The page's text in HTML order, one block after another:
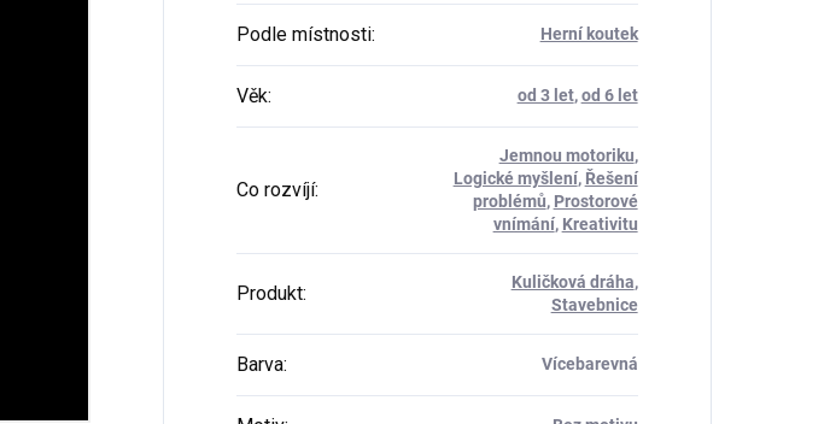
Podle místnosti: Herní koutek
Věk: od 3 let,od 6 let
Co rozvíjí:
Jemnou motoriku,
Logické myšlení, Řešení
problémů, Prostorové
vnímání, Kreativitu
Produkt: Kuličková dráha,
Stavebnice
Barva: Vícebarevná